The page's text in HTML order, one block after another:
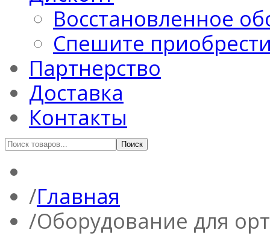
Восстановленное
Спешите
Партнерство
Доставка
Контакты
Главная
Оборудование для